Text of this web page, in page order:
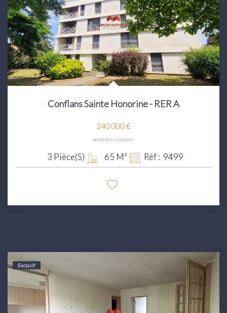
Conflans Sainte Honorine - RER A
240 000 €
honoraires compris
3 Pièce(s) 65 M² Réf : 9499
Exclusif